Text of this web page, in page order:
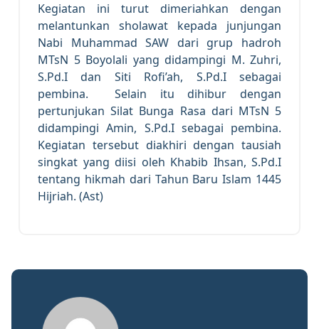
Kegiatan ini turut dimeriahkan dengan
melantunkan sholawat kepada junjungan
Nabi Muhammad SAW dari grup hadroh
MTsN 5 Boyolali yang didampingi M. Zuhri,
S.Pd.I dan Siti Rofi’ah, S.Pd.I sebagai
pembina. Selain itu dihibur dengan
pertunjukan Silat Bunga Rasa dari MTsN 5
didampingi Amin, S.Pd.I sebagai pembina.
Kegiatan tersebut diakhiri dengan tausiah
singkat yang diisi oleh Khabib Ihsan, S.Pd.I
tentang hikmah dari Tahun Baru Islam 1445
Hijriah. (Ast)